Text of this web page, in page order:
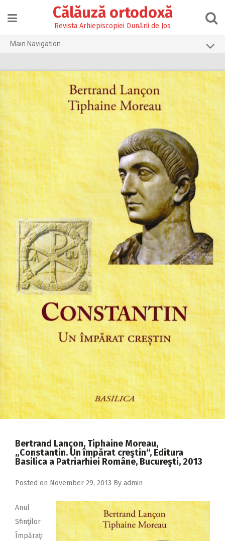
content
Călăuză ortodoxă
Revista Arhiepiscopiei Dunării de Jos
Main Navigation
2026
2025
2024
2023
2022
2021
2020
2019
2018
2017
2016
2015
2014
2013
2010
2009
Bertrand Lançon, Tiphaine Moreau,
„Constantin. Un împărat creştin“, Editura
Basilica a Patriarhiei Române, Bucureşti, 2013
Posted on November 29, 2013 By admin
Anul
Sfinţilor
Împăraţi